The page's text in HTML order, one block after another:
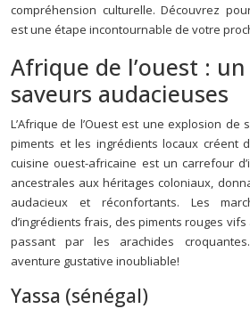
compréhension culturelle. Découvrez
est une étape incontournable de votre
Afrique de l’ouest :
saveurs audacieuses
L’Afrique de l’Ouest est une explosion de
piments et les ingrédients locaux créent
cuisine ouest-africaine est un carrefour
ancestrales aux héritages coloniaux,
audacieux et réconfortants. Les
d’ingrédients frais, des piments rouges
passant par les arachides
aventure gustative inoubliable!
Yassa (sénégal)